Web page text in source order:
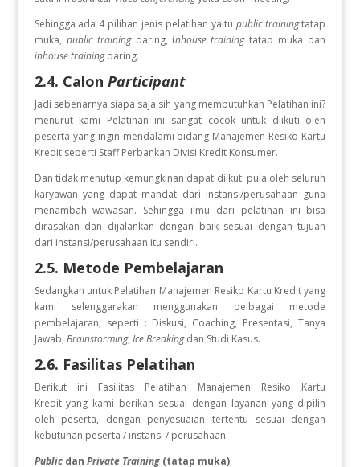
Sehingga ada 4 pilihan jenis pelatihan yaitu public trainingtatap
muka, public trainingdaring, inhouse trainingtatap muka dan
inhouse trainingdaring.
2.4. Calon Participant
Jadi sebenarnya siapa saja sih yang membutuhkan Pelatihan ini?
menurut kami Pelatihan ini sangat cocok untuk diikuti oleh
peserta yang ingin mendalami bidang Manajemen Resiko Kartu
Kredit seperti Staff Perbankan Divisi Kredit Konsumer.
Dan tidak menutup kemungkinan dapat diikuti pula oleh seluruh
karyawan yang dapat mandat dari instansi/perusahaan guna
menambah wawasan. Sehingga ilmu dari pelatihan ini bisa
dirasakan dan dijalankan dengan baik sesuai dengan tujuan
dari instansi/perusahaan itu sendiri.
2.5. Metode Pembelajaran
Sedangkan untuk Pelatihan Manajemen Resiko Kartu Kredityang
kami selenggarakan menggunakan pelbagai metode
pembelajaran, seperti : Diskusi, Coaching, Presentasi, Tanya
Jawab, Brainstorming, Ice Breakingdan Studi Kasus.
2.6. Fasilitas Pelatihan
Berikut ini Fasilitas Pelatihan Manajemen Resiko Kartu
Kredityang kami berikan sesuai dengan layanan yang dipilih
oleh peserta, dengan penyesuaian tertentu sesuai dengan
kebutuhan peserta / instansi / perusahaan.
Publicdan Private Training (tatap muka)